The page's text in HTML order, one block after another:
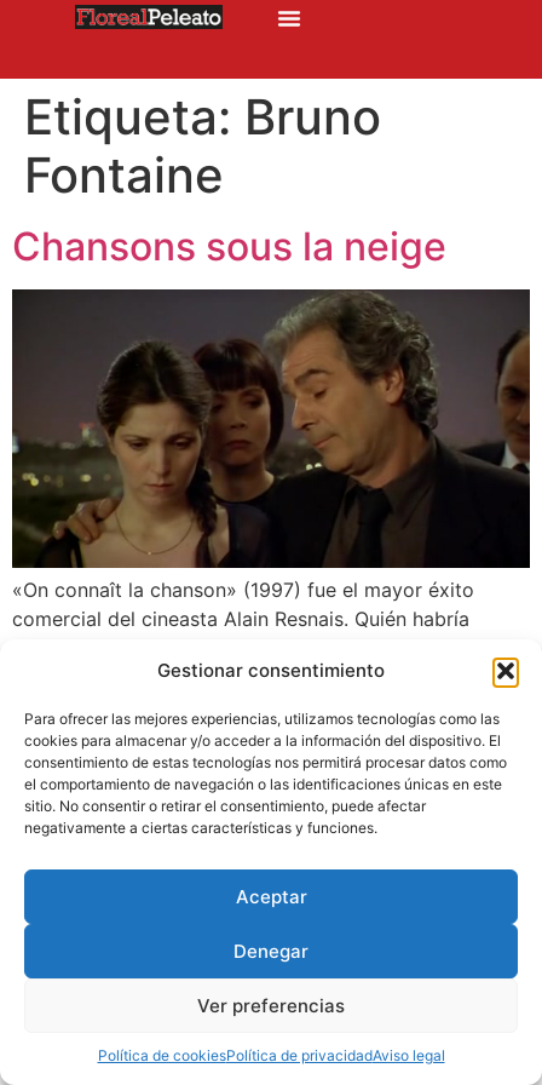
Gestionar consentimiento
Para ofrecer las mejores experiencias, utilizamos tecnologías como las
cookies para almacenar y/o acceder a la información del dispositivo. El
consentimiento de estas tecnologías nos permitirá procesar datos como
el comportamiento de navegación o las identificaciones únicas en este
sitio. No consentir o retirar el consentimiento, puede afectar
negativamente a ciertas características y funciones.
Aceptar
Denegar
Ver preferencias
Política de cookiesPolítica de privacidadAviso legal
Etiqueta: Bruno
Fontaine
Chansons sous la neige
«On connaît la chanson» (1997) fue el mayor éxito
comercial del cineasta Alain Resnais. Quién habría
ni descendencia, si no musical sí cantada , porque
introduce numerosos extractos de canción insertados
en la ficción, sedujera a cinéfilos, aficionados a la
comedia no menos que a la canción popular y siguiera
siendo veinte años después un ejemplo de experimento
feliz no reñido con sus postulados más atrevidos.
Política